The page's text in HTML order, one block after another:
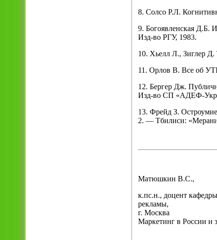
8. Солсо Р.Л.
9. Богоявленская Д.Б.
Изд-во РГУ, 1983.
10. Хьелл Л., Зиглер
11. Орлов В. Все об
12. Бергер Дж.
Изд-во СП «АДЕФ-
13. Фрейд З.
2. — Тбилиси:
Матюшкин В.С.,
к.пс.н., доцент
рекламы,
г. Москва
Маркетинг в России и